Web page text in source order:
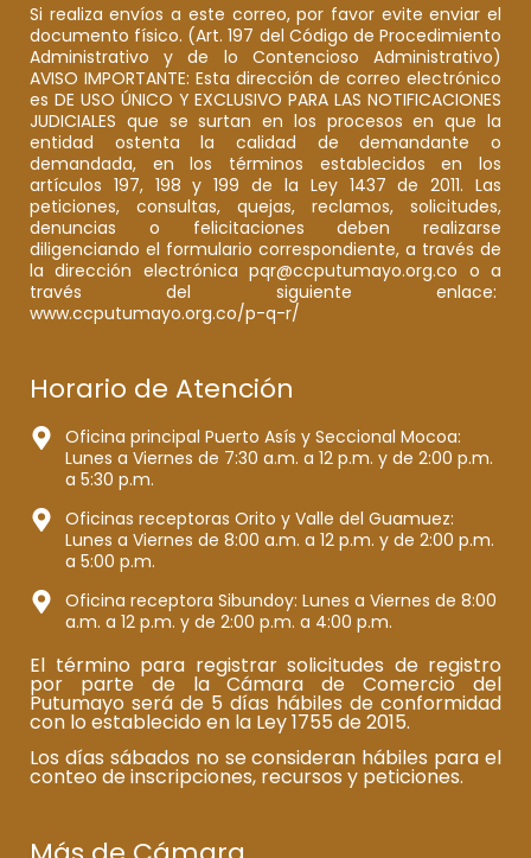
Si realiza envíos a este correo, por favor evite enviar el
documento físico. (Art. 197 del Código de Procedimiento
Administrativo y de lo Contencioso Administrativo)
AVISO IMPORTANTE: Esta dirección de correo electrónico
es DE USO ÚNICO Y EXCLUSIVO PARA LAS NOTIFICACIONES
JUDICIALES que se surtan en los procesos en que la
entidad ostenta la calidad de demandante o
demandada, en los términos establecidos en los
artículos 197, 198 y 199 de la Ley 1437 de 2011. Las
peticiones, consultas, quejas, reclamos, solicitudes,
denuncias o felicitaciones deben realizarse
diligenciando el formulario correspondiente, a través de
la dirección electrónica pqr@ccputumayo.org.co o a
través del siguiente enlace:
www.ccputumayo.org.co/p-q-r/
Horario de Atención
Oficina principal Puerto Asís y Seccional Mocoa:
Lunes a Viernes de 7:30 a.m. a 12 p.m. y de 2:00 p.m.
a 5:30 p.m.
Oficinas receptoras Orito y Valle del Guamuez:
Lunes a Viernes de 8:00 a.m. a 12 p.m. y de 2:00 p.m.
a 5:00 p.m.
Oficina receptora Sibundoy: Lunes a Viernes de 8:00
a.m. a 12 p.m. y de 2:00 p.m. a 4:00 p.m.
El término para registrar solicitudes de registro
por parte de la Cámara de Comercio del
Putumayo será de 5 días hábiles de conformidad
con lo establecido en la Ley 1755 de 2015.
Los días sábados no se consideran hábiles para el
conteo de inscripciones, recursos y peticiones.